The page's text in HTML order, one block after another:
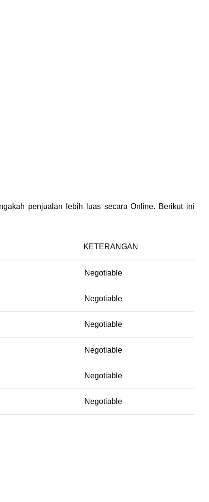
penjualan lebih luas secara Online. Berikut ini
KETERANGAN
Negotiable
Negotiable
Negotiable
Negotiable
Negotiable
Negotiable